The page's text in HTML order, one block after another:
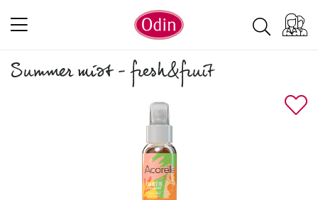
Summer mist - fresh&fruit